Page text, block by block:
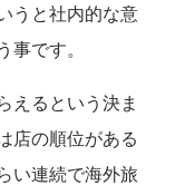
うと社内的な意
事です。
えるという決ま
店の順位がある
い連続で海外旅